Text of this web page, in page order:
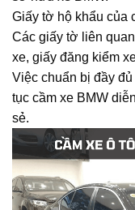
Giấy tờ hộ khẩu của
Các giấy tờ liên
xe, giấy đăng kiểm
Việc chuẩn bị đầy
tục cầm xe BMW
sẻ.